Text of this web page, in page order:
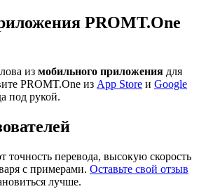
PROMT.One
из мобильного приложения для
PROMT.One из App Store и Google
под рукой.
точность перевода, высокую скорость
с примерами. Оставьте свой отзыв
лучше.